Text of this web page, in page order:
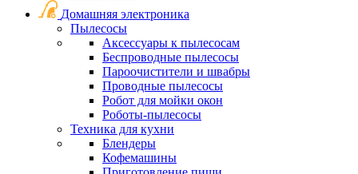
Домашняя электроника
Пылесосы
Аксессуары к пылесосам
Беспроводные пылесосы
Пароочистители и швабры
Проводные пылесосы
Робот для мойки окон
Роботы-пылесосы
Техника для кухни
Блендеры
Кофемашины